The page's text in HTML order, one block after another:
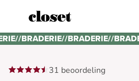
//BRADERIE//BRADERIE//
31 beoordeling